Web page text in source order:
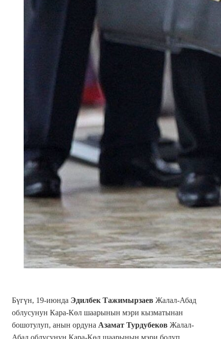
Бүгүн, 19-июнда Эдилбек Тажимырзаев Жалал-Абад
облусунун Кара-Көл шаарынын мэри кызматынан
бошотулуп, анын ордуна Азамат Турдубеков Жалал-
Абад облусунун Кара-Көл шаарынын мэри болуп